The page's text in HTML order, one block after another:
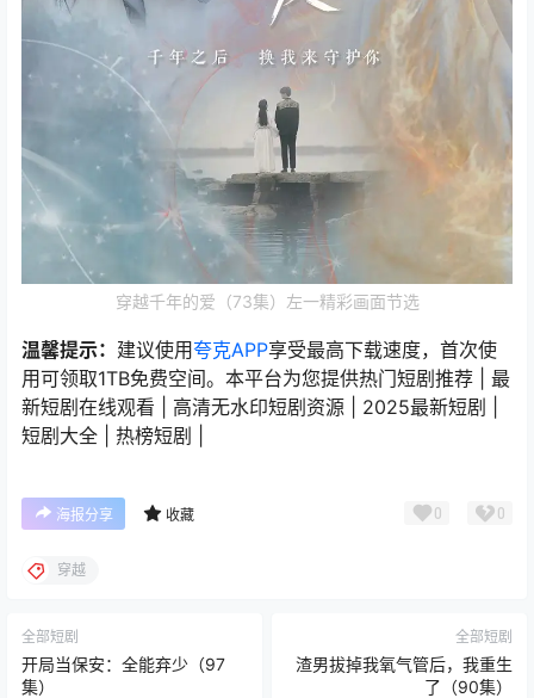
穿越千年的爱（73集）左一精彩画面节选
温馨提示： 建议使用夸克APP享受最高下载速度，首次使
用可领取1TB免费空间。本平台为您提供热门短剧推荐 | 最
新短剧在线观看 | 高清无水印短剧资源 | 2025最新短剧 |
短剧大全 | 热榜短剧 |
海报分享 收藏 0 0
穿越
全部短剧
开局当保安：全能弃少（97
集）
全部短剧
渣男拔掉我氧气管后，我重生
了（90集）